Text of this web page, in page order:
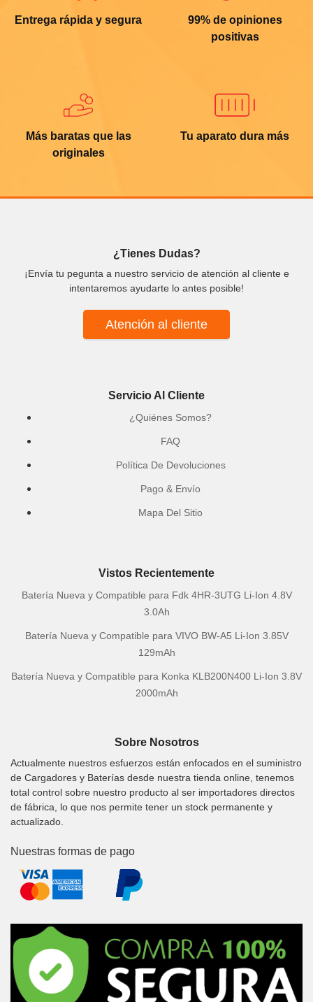
Entrega rápida y segura
99% de opiniones
positivas
Más baratas que las
originales
Tu aparato dura más
¿Tienes Dudas?
¡Envía tu pegunta a nuestro servicio de atención al cliente e
intentaremos ayudarte lo antes posible!
Atención al cliente
Servicio Al Cliente
¿Quiénes Somos?
FAQ
Política De Devoluciones
Pago & Envío
Mapa Del Sitio
Vistos Recientemente
Batería Nueva y Compatible para Fdk 4HR-3UTG Li-Ion 4.8V
3.0Ah
Batería Nueva y Compatible para VIVO BW-A5 Li-Ion 3.85V
129mAh
Batería Nueva y Compatible para Konka KLB200N400 Li-Ion 3.8V
2000mAh
Sobre Nosotros
Actualmente nuestros esfuerzos están enfocados en el suministro
de Cargadores y Baterías desde nuestra tienda online, tenemos
total control sobre nuestro producto al ser importadores directos
de fábrica, lo que nos permite tener un stock permanente y
actualizado.
Nuestras formas de pago